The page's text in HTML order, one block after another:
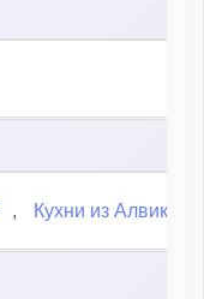
, Кухни из Алвик